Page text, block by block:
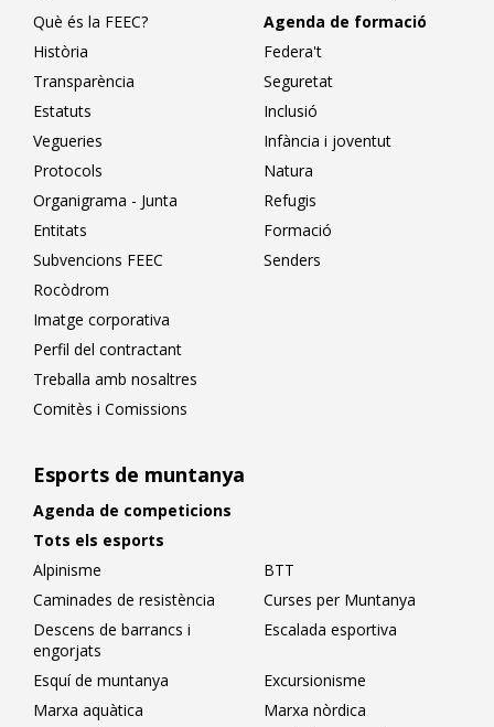
Què és la FEEC?
Història
Transparència
Estatuts
Vegueries
Protocols
Organigrama - Junta
Entitats
Subvencions FEEC
Rocòdrom
Imatge corporativa
Perfil del contractant
Treballa amb nosaltres
Comitès i Comissions
Agenda de formació
Federa't
Seguretat
Inclusió
Infància i joventut
Natura
Refugis
Formació
Senders
Esports de muntanya
Agenda de competicions
Tots els esports
Alpinisme
BTT
Caminades de resistència
Curses per Muntanya
Descens de barrancs i
engorjats
Escalada esportiva
Esquí de muntanya
Excursionisme
Marxa aquàtica
Marxa nòrdica